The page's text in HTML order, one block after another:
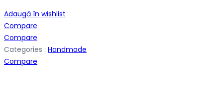
Adaugă în wishlist
Compare
Compare
Categories : Handmade
Compare